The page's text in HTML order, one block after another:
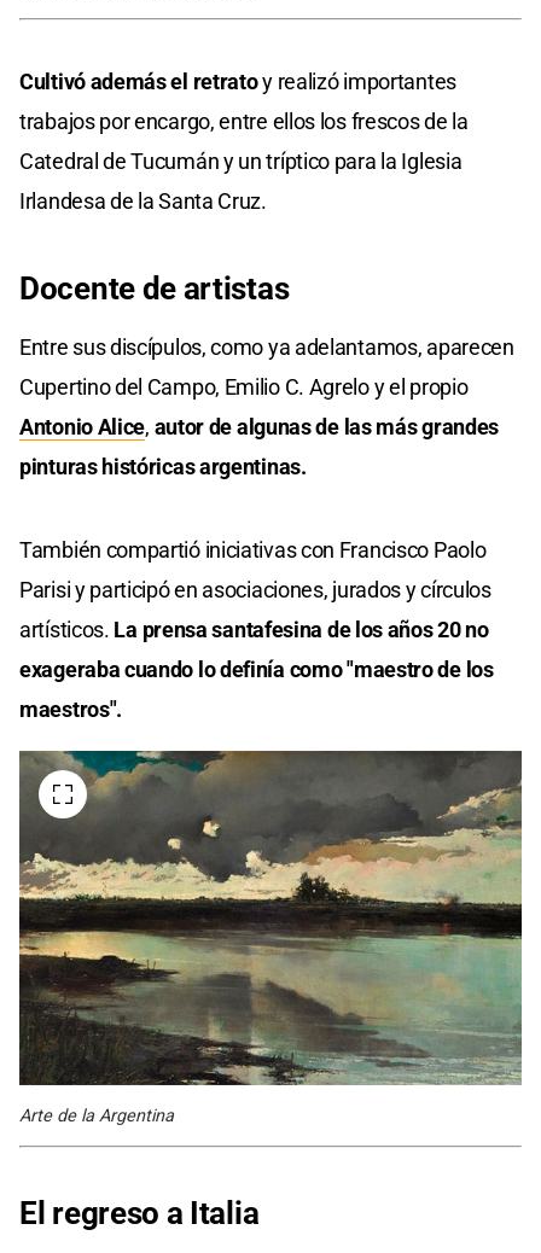
Cultivó además el retratoy realizó importantes
trabajos por encargo, entre ellos los frescos de la
Catedral de Tucumán y un tríptico para la Iglesia
Irlandesa de la Santa Cruz.
Docente de artistas
Entre sus discípulos, como ya adelantamos, aparecen
Cupertino del Campo, Emilio C. Agrelo y el propio
Antonio Alice, autor de algunas de las más grandes
pinturas históricas argentinas.
También compartió iniciativas con Francisco Paolo
Parisi y participó en asociaciones, jurados y círculos
artísticos. La prensa santafesina de los años 20 no
exageraba cuando lo definía como "maestro de los
maestros".
Arte de la Argentina
El regreso a Italia